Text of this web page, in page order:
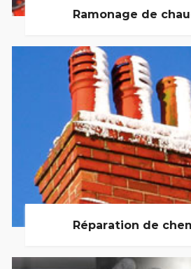
Ramonage de
Réparation de